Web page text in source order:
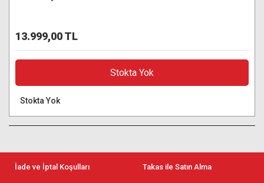
13.999,00 TL
Stokta Yok
Stokta Yok
İade ve İptal Koşulları Takas ile Satın Alma